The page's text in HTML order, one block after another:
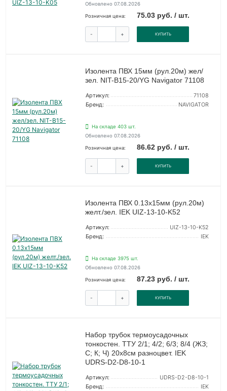
Обновлено 07.08.2026
Розничная цена: 75.03 руб. / шт.
- + КУПИТЬ
Изолента ПВХ 15мм (рул.20м) жел/
зел. NIT-B15-20/YG Navigator 71108
Артикул:
71108
Бренд:
NAVIGATOR
На складе 403 шт.
Обновлено 07.08.2026
Розничная цена: 86.62 руб. / шт.
- + КУПИТЬ
Изолента ПВХ 0.13х15мм (рул.20м)
желт./зел. IEK UIZ-13-10-K52
Артикул:
UIZ-13-10-K52
Бренд:
IEK
На складе 3975 шт.
Обновлено 07.08.2026
Розничная цена: 87.23 руб. / шт.
- + КУПИТЬ
Набор трубок термоусадочных
тонкостен. ТТУ 2/1; 4/2; 6/3; 8/4 (ЖЗ;
С; К; Ч) 20х8см разноцвет. IEK
UDRS-D2-D8-10-1
Артикул:
UDRS-D2-D8-10-1
Бренд:
IEK